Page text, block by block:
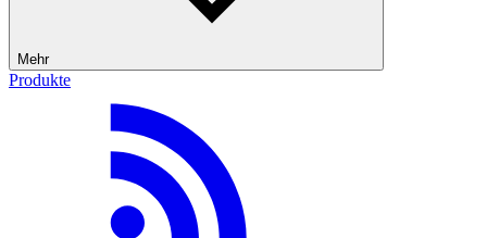
Mehr
Produkte